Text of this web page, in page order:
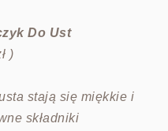
Do Ust
)
stają się miękkie i
składniki